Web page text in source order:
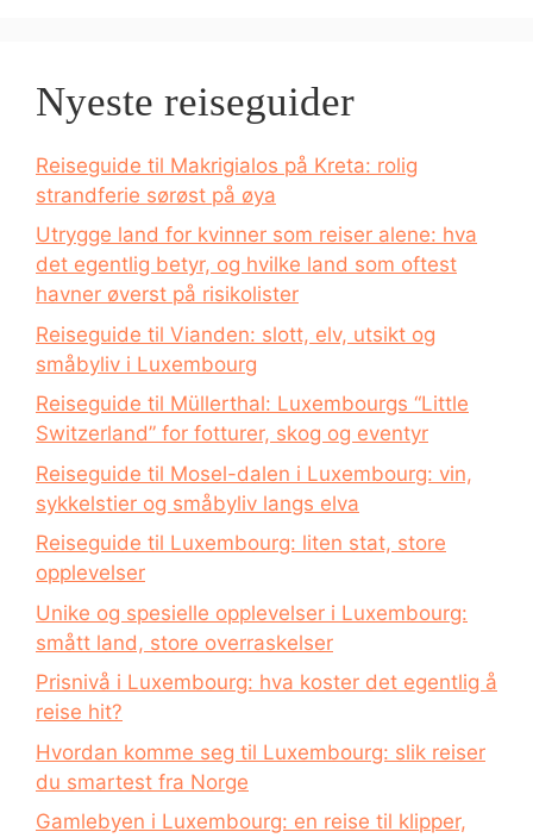
Nyeste reiseguider
Reiseguide til Makrigialos på Kreta: rolig
strandferie sørøst på øya
Utrygge land for kvinner som reiser alene: hva
det egentlig betyr, og hvilke land som oftest
havner øverst på risikolister
Reiseguide til Vianden: slott, elv, utsikt og
småbyliv i Luxembourg
Reiseguide til Müllerthal: Luxembourgs “Little
Switzerland” for fotturer, skog og eventyr
Reiseguide til Mosel-dalen i Luxembourg: vin,
sykkelstier og småbyliv langs elva
Reiseguide til Luxembourg: liten stat, store
opplevelser
Unike og spesielle opplevelser i Luxembourg:
smått land, store overraskelser
Prisnivå i Luxembourg: hva koster det egentlig å
reise hit?
Hvordan komme seg til Luxembourg: slik reiser
du smartest fra Norge
Gamlebyen i Luxembourg: en reise til klipper,